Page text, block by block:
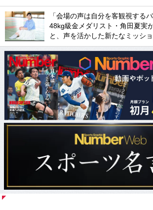
「会場の声は自分を客観視する
48kg級金メダリスト・角田夏実
と、声を活かした新たなミッシ